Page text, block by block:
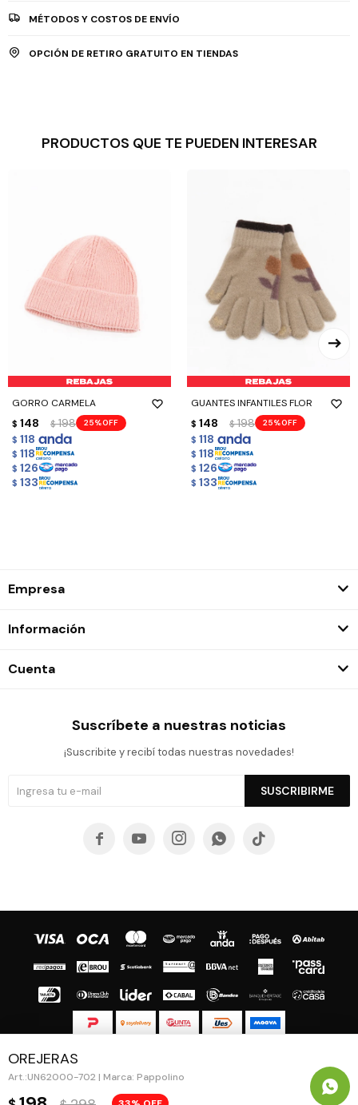
OREJERAS
UN62000-702 | Marca: Pappolino
MÉTODOS Y COSTOS DE ENVÍO
OPCIÓN DE RETIRO GRATUITO EN TIENDAS
PRODUCTOS QUE TE PUEDEN INTERESAR
GORRO CARMELA
$ 148 $ 198 25
$ 118
$ 118
$ 126
$ 133
GUANTES INFANTILES FLOR
$ 148 $ 198 25
$ 118
$ 118
$ 126
$ 133
Empresa
Información
Cuenta
Suscríbete a nuestras noticias
¡Suscribite y recibí todas nuestras novedades!
SUSCRIBIRME
    
© Copyright 2026 / Guapa - Paprika